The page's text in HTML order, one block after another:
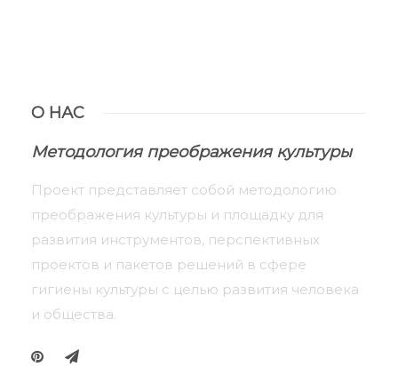
О НАС
Методология преображения культуры
Проект представляет собой методологию
преображения культуры и площадку для
развития инструментов, перспективных
проектов и пакетов решений в сфере
гигиены культуры с целью развития человека
и общества.